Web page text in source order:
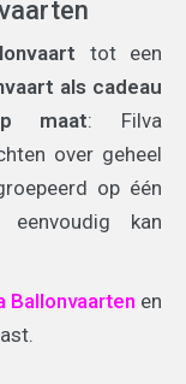
tot een
als cadeau
maat: Filva
over geheel
op één
kan
Ballonvaarten en